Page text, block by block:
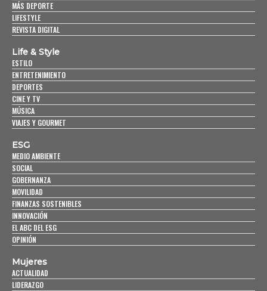
MÁS DEPORTE
LIFESTYLE
REVISTA DIGITAL
Life & Style
ESTILO
ENTRETENIMIENTO
DEPORTES
CINE Y TV
MÚSICA
VIAJES Y GOURMET
ESG
MEDIO AMBIENTE
SOCIAL
GOBERNANZA
MOVILIDAD
FINANZAS SOSTENIBLES
INNOVACIÓN
EL ABC DEL ESG
OPINIÓN
Mujeres
ACTUALIDAD
LIDERAZGO